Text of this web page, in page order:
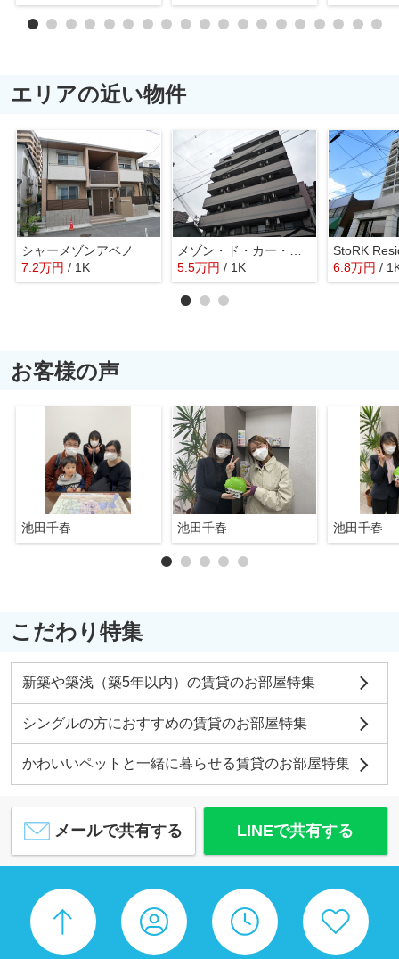
エリアの近い物件
シャーメゾンアベノ
7.2万円 / 1K
メゾン・ド・カー・ベー・セ
5.5万円 / 1K 6.8万円 /
お客様の声
池田千春 池田千春 池田千春
こだわり特集
新築や築浅（築5年以内）の賃貸のお部屋特集
シングルの方におすすめの賃貸のお部屋特集
かわいいペットと一緒に暮らせる賃貸のお部屋特集
メールで共有する LINEで共有する